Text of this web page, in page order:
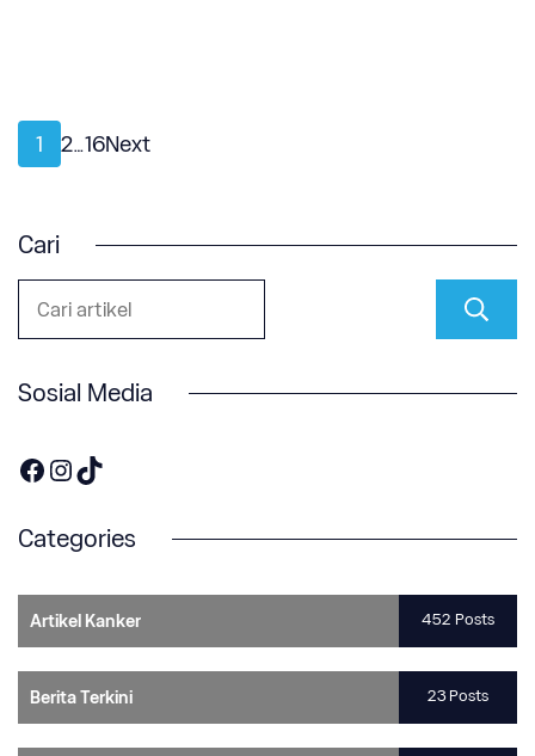
Posts
Page
1 Page
2…Page
16Next
Cari
Sosial Media
https://www.facebook.com/OneOnco-104876148400857
https://www.instagram.com/accounts/login/?next=/one.onco/
TikTok
Categories
Artikel Kanker 452 Posts
Berita Terkini 23 Posts